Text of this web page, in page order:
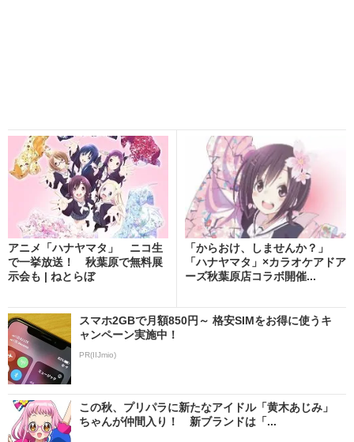
アニメ「ハナヤマタ」 ニコ生
で一挙放送！ 秋葉原で無料展
示会も | ねとらぼ
「からおけ、しませんか？」
「ハナヤマタ」×カラオケアドア
ーズ秋葉原店コラボ開催...
スマホ2GBで月額850円～ 格安SIMをお得に使うキ
ャンペーン実施中！
PR(IIJmio)
この秋、プリパラに新たなアイドル「黄木あじみ」
ちゃんが仲間入り！ 新ブランドは「...